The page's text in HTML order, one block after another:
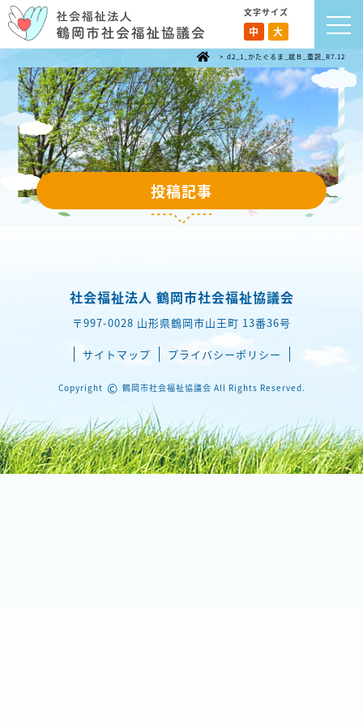
文字サイズ
中 大
> d2_1_かたぐるま_就Ｂ_重説_R7.12
投稿記事
社会福祉法人 鶴岡市社会福祉協議会
〒997-0028 山形県鶴岡市山王町 13番36号
サイトマップ プライバシーポリシー
Copyright © 鶴岡市社会福祉協議会 All Rights Reserved.